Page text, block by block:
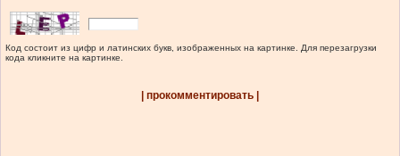
Код состоит из цифр и латинских букв, изображенных на картинке. Для перезагрузки
кода кликните на картинке.
| прокомментировать |